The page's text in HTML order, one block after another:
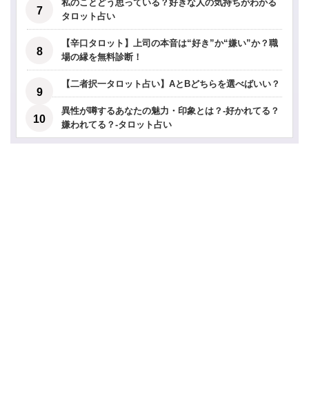
私のことどう思っている？好きな人の気持ちがわかる
タロット占い
【辛口タロット】上司の本音は“好き”か“嫌い”か？職
場の縁を無料診断！
【二者択一タロット占い】AとBどちらを選べばいい？
異性が噂するあなたの魅力・印象とは？-好かれてる？
嫌われてる？-タロット占い